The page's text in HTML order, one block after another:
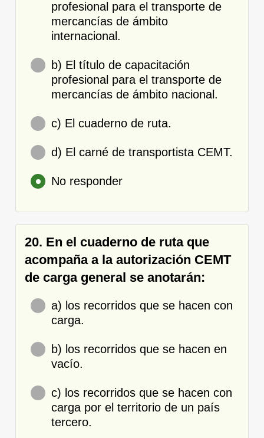
profesional para el transporte de
mercancías de ámbito
internacional.
b) El título de capacitación
profesional para el transporte de
mercancías de ámbito nacional.
c) El cuaderno de ruta.
d) El carné de transportista CEMT.
No responder
20. En el cuaderno de ruta que
acompaña a la autorización CEMT
de carga general se anotarán:
a) los recorridos que se hacen con
carga.
b) los recorridos que se hacen en
vacío.
c) los recorridos que se hacen con
carga por el territorio de un país
tercero.